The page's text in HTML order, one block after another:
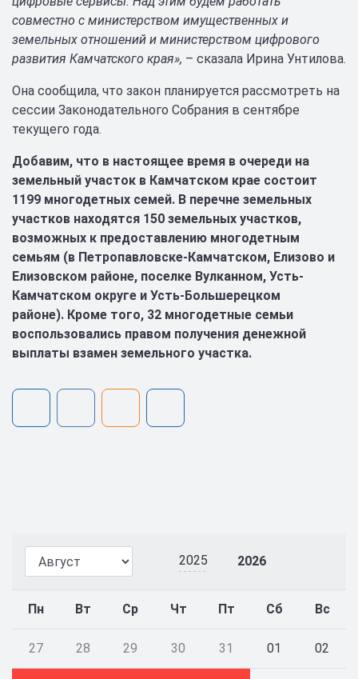
2025 2026
Пн Вт Ср Чт Пт Сб Вс
27 28 29 30 31 01 02
совместно с министерством имущественных и
земельных отношений и министерством цифрового
развития Камчатского края», – сказала Ирина Унтилова.
Она сообщила, что закон планируется рассмотреть на
сессии Законодательного Собрания в сентябре
текущего года.
Добавим, что в настоящее время в очереди на
земельный участок в Камчатском крае состоит
1199 многодетных семей. В перечне земельных
участков находятся 150 земельных участков,
возможных к предоставлению многодетным
семьям (в Петропавловске-Камчатском, Елизово и
Елизовском районе, поселке Вулканном, Усть-
Камчатском округе и Усть-Большерецком
районе). Кроме того, 32 многодетные семьи
воспользовались правом получения денежной
выплаты взамен земельного участка.